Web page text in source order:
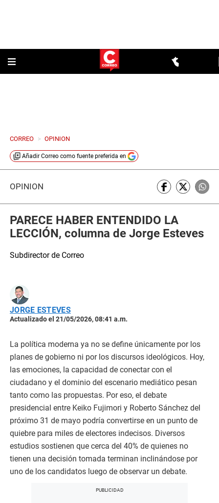
CORREO > OPINION
Añadir Correo como fuente preferida en
OPINIÓN
PARECE HABER ENTENDIDO LA
LECCIÓN, columna de Jorge Esteves
Subdirector de Correo
JORGE ESTEVES
Actualizado el 21/05/2026, 08:41 a.m.
La política moderna ya no se define únicamente por los
planes de gobierno ni por los discursos ideológicos. Hoy,
las emociones, la capacidad de conectar con el
ciudadano y el dominio del escenario mediático pesan
tanto como las propuestas. Por eso, el debate
presidencial entre Keiko Fujimori y Roberto Sánchez del
próximo 31 de mayo podría convertirse en un punto de
quiebre para miles de electores indecisos. Diversos
estudios sostienen que cerca del 40% de quienes no
tienen una decisión tomada terminan inclinándose por
uno de los candidatos luego de observar un debate.